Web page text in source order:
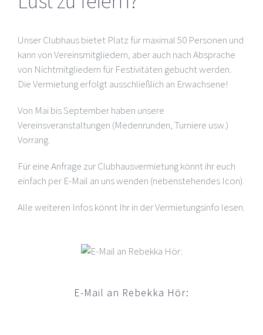
Unser Clubhaus bietet Platz für maximal 50 Personen und
kann von Vereinsmitgliedern, aber auch nach Absprache
von Nichtmitgliedern für Festivitäten gebucht werden.
Die Vermietung erfolgt ausschließlich an Erwachsene!
Von Mai bis September haben unsere
Vereinsveranstaltungen (Medenrunden, Turniere usw.)
Vorrang.
Für eine Anfrage zur Clubhausvermietung könnt ihr euch
einfach per E-Mail an uns wenden (nebenstehendes Icon).
Alle weiteren Infos könnt Ihr in der Vermietungsinfo lesen.
E-Mail an Rebekka Hör: